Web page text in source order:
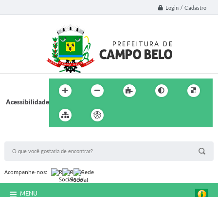
Login / Cadastro
Acessibilidade
Acompanhe-nos:
MENU